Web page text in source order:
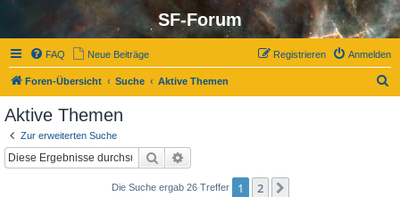
SF-Forum
FAQ Neue Beiträge Anmelden
Registrieren
Foren-Übersicht Suche Aktive Themen
Aktive Themen
Zur erweiterten Suche
Suche
Die Suche ergab 26 Treffer 1 2